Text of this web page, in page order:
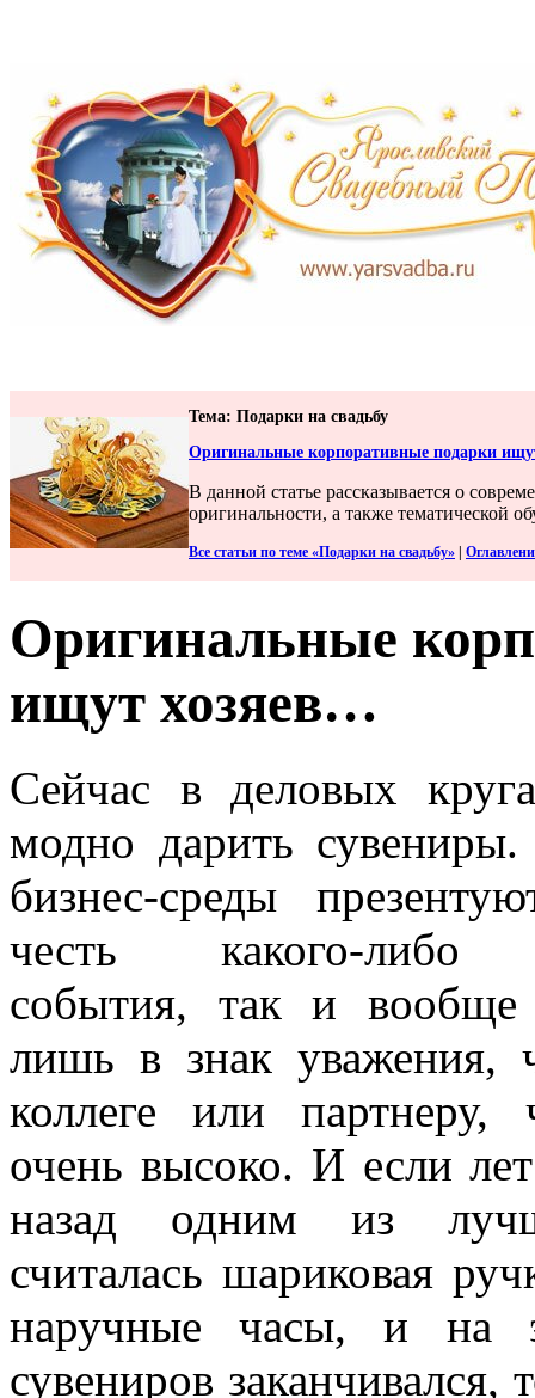
Тема: Подарки на свадьбу
Оригинальные корпоративные подарки
В данной статье рассказывается о
оригинальности, а также тематической
Все статьи по теме «Подарки на свадьбу»
Оригинальные
ищут хозяев…
Сейчас в деловых
модно дарить сувениры.
бизнес-среды
честь какого-либо
события, так и
лишь в знак уважения,
коллеге или партнеру,
очень высоко. И если
назад одним из
считалась шариковая
наручные часы, и на
сувениров заканчивался,